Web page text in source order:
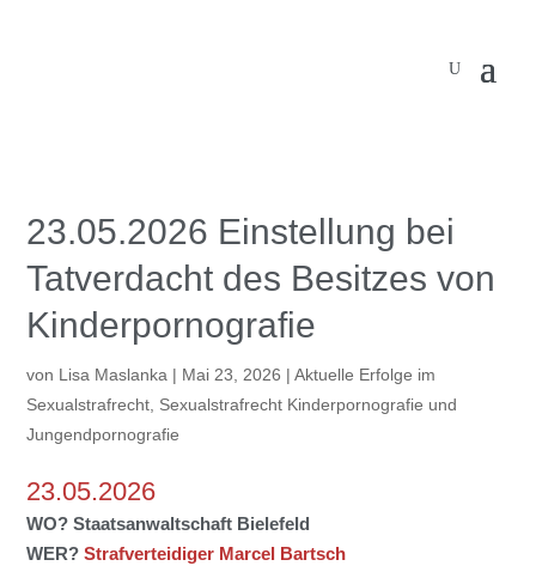
23.05.2026 Einstellung bei
Tatverdacht des Besitzes von
Kinderpornografie
von Lisa Maslanka | Mai 23, 2026 |Aktuelle Erfolge im
Sexualstrafrecht Sexualstrafrecht Kinderpornografie und
Jungendpornografie
23.05.2026
WO? Staatsanwaltschaft Bielefeld
WER?Strafverteidiger Marcel Bartsch